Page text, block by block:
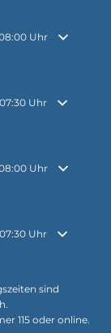
auszublenden
Uhr
auszublenden
Uhr
auszublenden
Uhr
auszublenden
Uhr
sind
115 oder online.